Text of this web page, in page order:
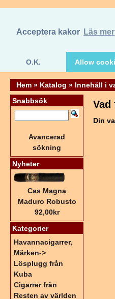
Acceptera kakor Läs mer
O.K. Allow
Hem » Katalog » Innehåll i
Din
Snabbsök
Avancerad
sökning
Nyheter
Cas Magna
Maduro Robusto
92,00kr
Kategorier
Havannacigarrer,
Märken->
Lösplugg från
Kuba
Cigarrer från
Resten av världen